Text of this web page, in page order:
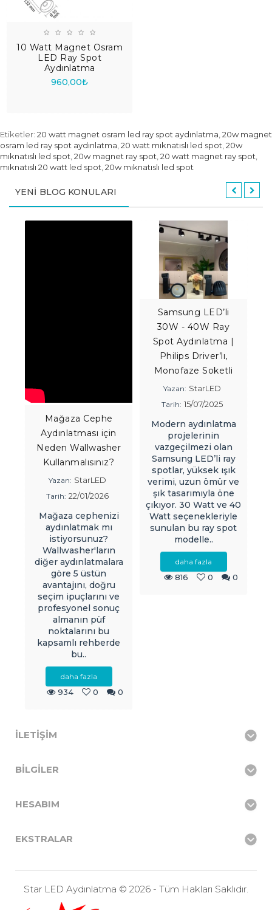
10 Watt Magnet Osram
LED Ray Spot
Aydınlatma
960,00₺
Etiketler: 20 watt magnet osram led ray spot aydınlatma 20w magnet
osram led ray spot aydınlatma 20 watt mıknatıslı led spot 20w
mıknatıslı led spot 20w magnet ray spot 20 watt magnet ray spot
mıknatıslı 20 watt led spot 20w mıknatıslı led spot
YENI BLOG KONULARI
Mağaza Cephe
Aydınlatması için
Neden Wallwasher
Kullanmalısınız?
Yazan: StarLED
Tarih: 22/01/2026
Mağaza cephenizi
aydınlatmak mı
istiyorsunuz?
Wallwasher'ların
diğer aydınlatmalara
göre 5 üstün
avantajını, doğru
seçim ipuçlarını ve
profesyonel sonuç
almanın püf
noktalarını bu
kapsamlı rehberde
bu..
daha fazla
934 0 0
Samsung LED’li
30W - 40W Ray
Spot Aydınlatma |
Philips Driver’lı,
Monofaze Soketli
Yazan: StarLED
Tarih: 15/07/2025
Modern aydınlatma
projelerinin
vazgeçilmezi olan
Samsung LED’li ray
spotlar, yüksek ışık
verimi, uzun ömür ve
şık tasarımıyla öne
çıkıyor. 30 Watt ve 40
Watt seçenekleriyle
sunulan bu ray spot
modelle..
daha fazla
816 0 0
İLETIŞIM
BILGILER
HESABIM
EKSTRALAR
Star LED Aydınlatma © 2026 - Tüm Hakları Saklıdır.